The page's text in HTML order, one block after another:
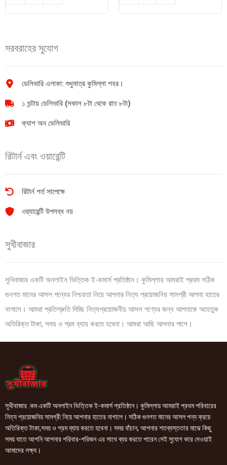
মিক্স
ফল
quantity
টমেটো
কেচাপ
সরবরাহের সুযোগ
ডেলিভারি এলাকা: শুধুমাত্র কুমিল্লা শহর।
১ ঘন্টায় ডেলিভারি (সকাল ৮টা থেকে রাত ৮টা)
ক্যাশ অন ডেলিভারি
রিটার্ন এবং ওয়ারেন্টি
রিটার্ন শর্ত সাপেক্ষে
ওয়্যারেন্টি উপলব্ধ নয়
সুখীবাজার
সুখিবাজার একটি অনলাইন ভিত্তিক ই-কমার্স প্রতিষ্ঠান। কুমিল্লায় আমরাই প্রথম সঠিক
গুনগত মানের আসল পন্যের নিশ্চয়তা নিয়ে আপনার নিত্য প্রয়োজনিয় সামগ্রী আপনা হাতের
নাগালে। আমরা প্রতিশ্রুতি দিচ্ছি নিত্যপ্রয়োজনীয় আসল পণ্যের জন্য আপনাকে অহেতুক
অতিরিক্ত টাকা, সময় ও শ্রম ব্যায় করতে হবেনা। আমরা আছি আপনার পাশে।
সুখীবাজার .কম একটি অনলাইন ভিত্তিক ই-কমার্স প্রতিষ্ঠান। কুমিল্লায় আমরাই প্রথম পরিবারের
নিত্য প্রয়োজনিয় সামগ্রী নিয়ে আপনার হাতের নাগালে। সঠিক গুনগত মানের আসল পন্য ক্রয়ে
অতিরিক্ত টাকা,সময় ও শ্রম ব্যায় করতে হবেনা। সময় বাঁচান, আপনার শতব্যস্ততার মাঝে কিছু
সময় যাতে আপনি আপনার পরিবার-পরিজন এর সাথে ব্যয় করতে পারেন সেই সুযোগ করে দেওয়াই
আমাদের লক্ষ্য।